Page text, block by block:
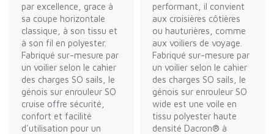
par excellence, grace à
sa coupe horizontale
classique, à son tissu et
à son fil en polyester.
Fabriqué sur-mesure par
un voilier selon le cahier
des charges SO sails, le
génois sur enrouleur SO
cruise offre sécurité,
confort et facilité
d'utilisation pour un
performant, il convient
aux croisières côtières
ou hauturières, comme
aux voiliers de voyage.
Fabriqué sur-mesure par
un voilier selon le cahier
des charges SO sails, le
génois sur enrouleur SO
wide est une voile en
tissu polyester haute
densité Dacron® à